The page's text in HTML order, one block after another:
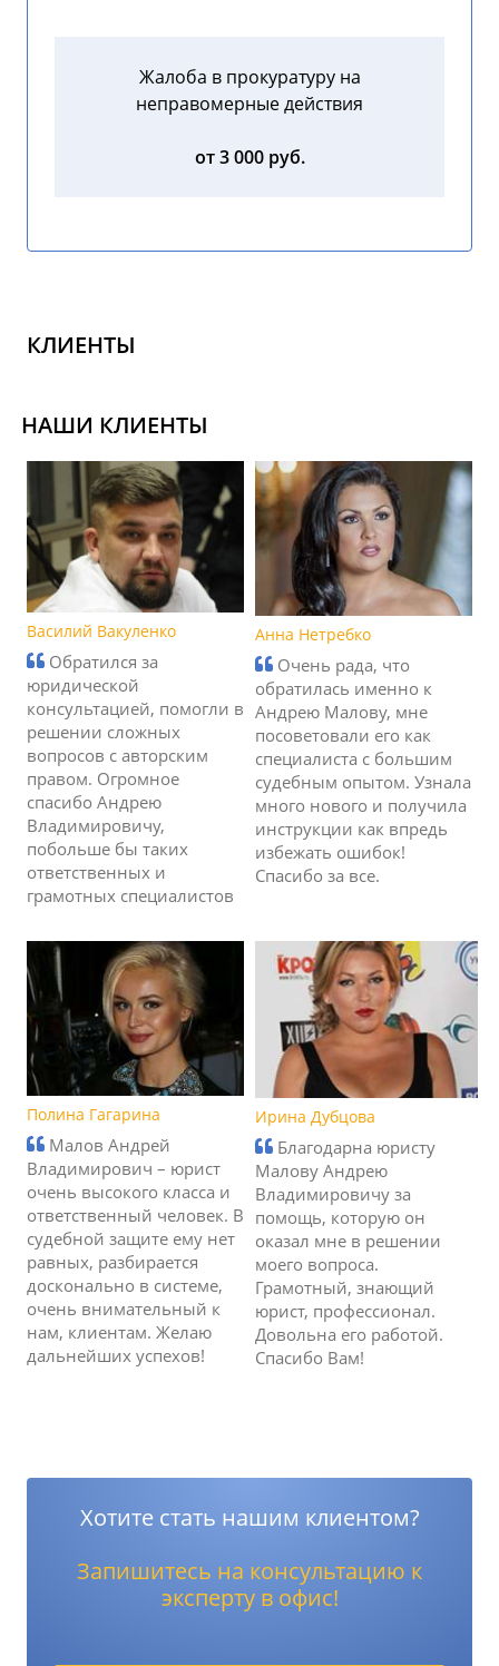
Жалоба в прокуратуру на
неправомерные действия
от 3 000 руб.
КЛИЕНТЫ
НАШИ КЛИЕНТЫ
Василий Вакуленко
Обратился за
юридической
консультацией, помогли в
решении сложных
вопросов с авторским
правом. Огромное
спасибо Андрею
Владимировичу,
побольше бы таких
ответственных и
грамотных специалистов
Анна Нетребко
Очень рада, что
обратилась именно к
Андрею Малову, мне
посоветовали его как
специалиста с большим
судебным опытом. Узнала
много нового и получила
инструкции как впредь
избежать ошибок!
Спасибо за все.
Полина Гагарина
Малов Андрей
Владимирович – юрист
очень высокого класса и
ответственный человек. В
судебной защите ему нет
равных, разбирается
досконально в системе,
очень внимательный к
нам, клиентам. Желаю
дальнейших успехов!
Ирина Дубцова
Благодарна юристу
Малову Андрею
Владимировичу за
помощь, которую он
оказал мне в решении
моего вопроса.
Грамотный, знающий
юрист, профессионал.
Довольна его работой.
Спасибо Вам!
Хотите стать нашим клиентом?
Запишитесь на консультацию к
эксперту в офис!